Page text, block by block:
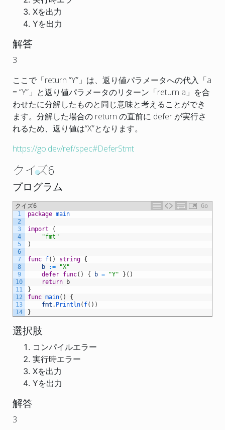
Xを出力
Yを出力
解答
3
ここで「return “Y”」は、返り値パラメータへの代入 「a
=“Y”」と返り値パラメータのリターン「return a 」を合
わせたに分解したものと同じ意味と考えることができ
ます。分解した場合の return の直前に defer が実行さ
れるため、返り値は“X”となります。
https://go.dev/ref/spec#DeferStmt
クイズ6
プログラム
クイズ6
Go
1
2
3
4
5
6
7
8
9
10
11
12
13
14
package main
import
(
"fmt"
)
func f( ) string {
b
:=
"X"
defer func( ) { b = "Y" } ( )
return
b
}
func main( )
{
fmt . Println( f( ) )
}
選択肢
コンパイルエラー
実行時エラー
Xを出力
Yを出力
解答
3